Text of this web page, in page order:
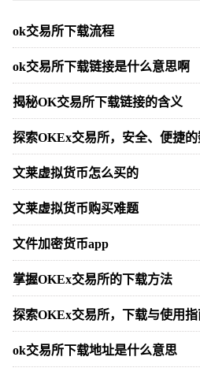
ok交易所下载流程
ok交易所下载链接是什么意思啊
揭秘OK交易所下载链接的含义
探索OKEx交易所，安全、便捷
文莱虚拟货币怎么买的
文莱虚拟货币购买难题
文件加密货币app
掌握OKEx交易所的下载方法
探索OKEx交易所，下载与使用指
ok交易所下载地址是什么意思